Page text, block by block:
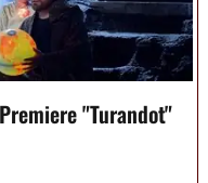
Premiere "Turandot"